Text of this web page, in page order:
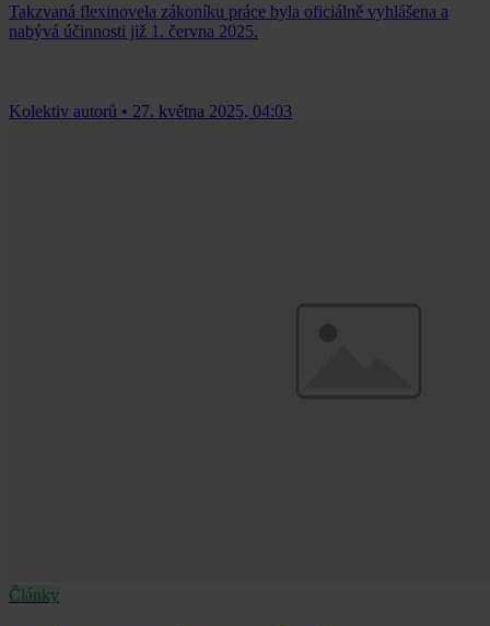
Takzvaná flexinovela zákoníku práce byla oficiálně vyhlášena a
nabývá účinnosti již 1. června 2025.
Kolektiv autorů • 27. května 2025, 04:03
Články